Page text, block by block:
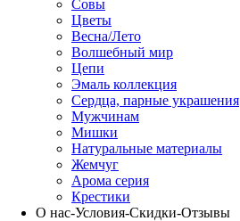
Совы
Цветы
Весна/Лето
Волшебный мир
Цепи
Эмаль коллекция
Сердца, парные украшения
Мужчинам
Мишки
Натуральные материалы
Жемчуг
Арома серия
Крестики
О нас-Условия-Скидки-Отзывы